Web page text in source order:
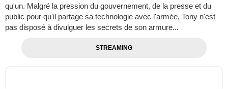
qu'un. Malgré la pression du gouvernement, de la presse et du
public pour qu'il partage sa technologie avec l'armée, Tony n'est
pas disposé à divulguer les secrets de son armure...
STREAMING